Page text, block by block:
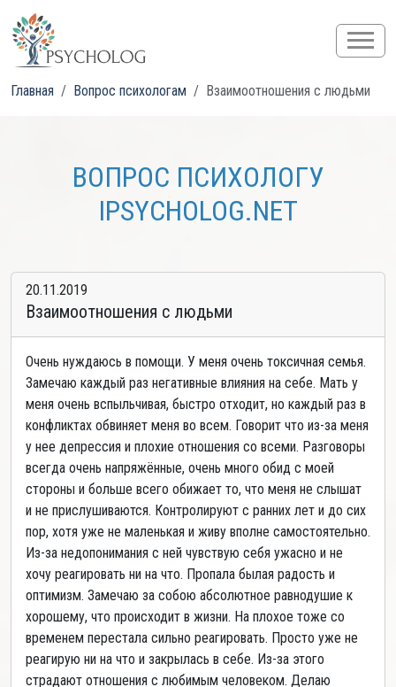
Главная Вопрос психологам Взаимоотношения с людьми
ВОПРОС ПСИХОЛОГУ
IPSYCHOLOG.NET
20.11.2019
Взаимоотношения с людьми
Очень нуждаюсь в помощи. У меня очень токсичная семья.
Замечаю каждый раз негативные влияния на себе. Мать у
меня очень вспыльчивая, быстро отходит, но каждый раз в
конфликтах обвиняет меня во всем. Говорит что из-за меня
у нее депрессия и плохие отношения со всеми. Разговоры
всегда очень напряжённые, очень много обид с моей
стороны и больше всего обижает то, что меня не слышат
и не прислушиваются. Контролируют с ранних лет и до сих
пор, хотя уже не маленькая и живу вполне самостоятельно.
Из-за недопонимания с ней чувствую себя ужасно и не
хочу реагировать ни на что. Пропала былая радость и
оптимизм. Замечаю за собою абсолютное равнодушие к
хорошему, что происходит в жизни. На плохое тоже со
временем перестала сильно реагировать. Просто уже не
реагирую ни на что и закрылась в себе. Из-за этого
страдают отношения с любимым человеком. Делаю